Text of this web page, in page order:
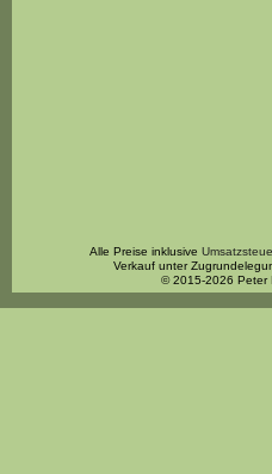
Alle Preise inklusive
Verkauf unter
© 2015-2026 Peter